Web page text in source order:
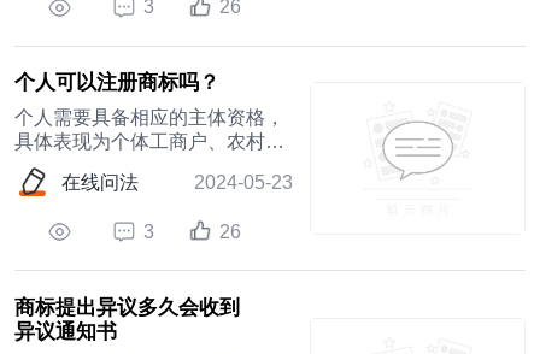
3 26
个人可以注册商标吗？
个人需要具备相应的主体资格，
具体表现为个体工商户、农村家
庭承包经营户、个人合伙形式等
其他实体经营企业的经营者
在线问法 2024-05-23
3 26
商标提出异议多久会收到
异议通知书